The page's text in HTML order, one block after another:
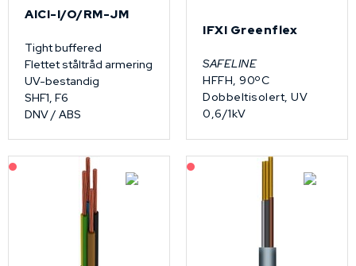
AICI-I/O/RM-JM
Tight buffered
Flettet ståltråd armering
UV-bestandig
SHF1, F6
DNV / ABS
IFXI Greenflex
SAFELINE
HFFH, 90ºC
Dobbeltisolert, UV
0,6/1kV
På forespørsel På forespørsel